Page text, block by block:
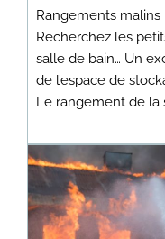
Rangements
Recherchez les
salle de bain… Un
de l’espace de
Le rangement de la